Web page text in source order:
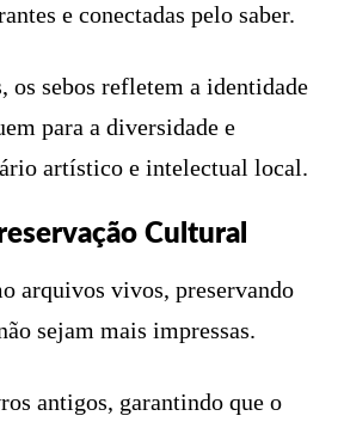
e conectadas pelo saber.
os sebos refletem a identidade
para a diversidade e
artístico e intelectual local.
Cultural
arquivos vivos, preservando
sejam mais impressas.
antigos, garantindo que o